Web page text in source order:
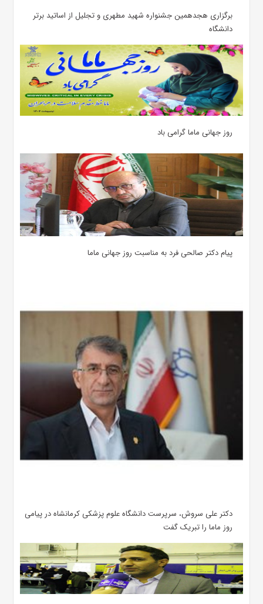
برگزاری هجدهمین جشنواره شهید مطهری و تجلیل از اساتید برتر
دانشگاه
روز جهانی ماما گرامی باد
پیام دکتر صالحی فرد به مناسبت روز جهانی ماما
دکتر علی سروش، سرپرست دانشگاه علوم پزشکی کرمانشاه در پیامی
روز ماما را تبریک گفت